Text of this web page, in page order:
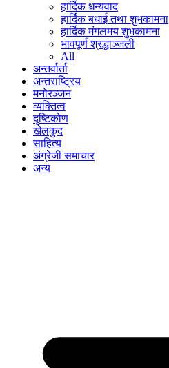
हार्दिक धन्यवाद
हार्दिक बधाई तथा शुभकामना
हार्दिक मंगलमय शुभकामना
भावपूर्ण श्रद्धाञ्जली
All
अन्तर्वार्ता
अन्तराष्ट्रिय
मनोरञ्जन
व्यक्तित्व
दृष्टिकोण
खेलकुद
साहित्य
अंग्रेजी समाचार
अन्य